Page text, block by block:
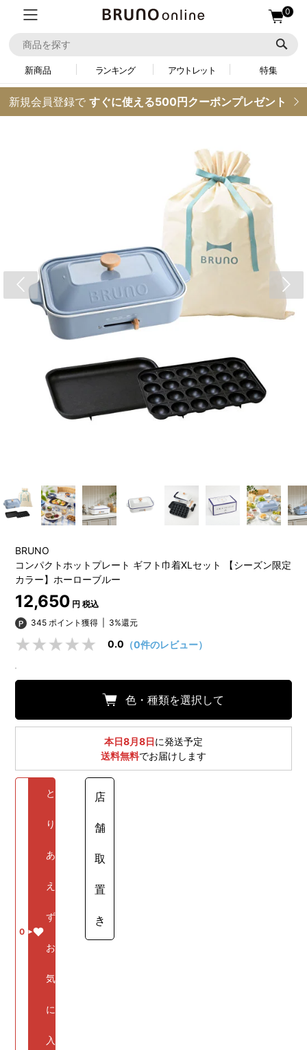
0
新商品 ランキング アウトレット 特集
新規会員登録で すぐに使える500円クーポンプレゼント
BRUNO
コンパクトホットプレート ギフト巾着XLセット 【シーズン限定
カラー】ホーローブルー
12,650 円 税込
345 ポイント獲得
3%還元
0.0 （0件のレビュー）
色・種類を選択して
本日8月8日に発送予定
送料無料でお届けします
0
と
り
あ
え
ず
お
気
に
入
店
舗
取
置
き